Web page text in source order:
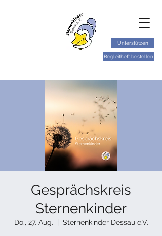
Unterstützen
Begleitheft bestellen
Gesprächskreis
Sternenkinder
Do., 27. Aug.
  |
Sternenkinder Dessau e.V.